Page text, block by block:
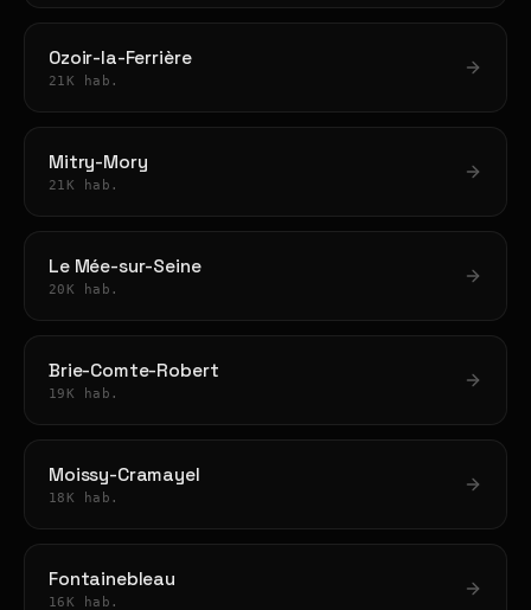
Ozoir-la-Ferrière
21K hab.
Mitry-Mory
21K hab.
Le Mée-sur-Seine
20K hab.
Brie-Comte-Robert
19K hab.
Moissy-Cramayel
18K hab.
Fontainebleau
16K hab.